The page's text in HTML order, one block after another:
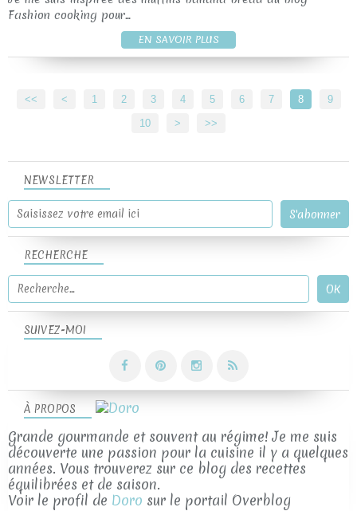
Fashion cooking pour...
EN SAVOIR PLUS
<< < 1 2 3 4 5 6 7 8
9
10
> >>
NEWSLETTER
SUIVEZ-MOI
RECHERCHE
À PROPOS
Grande gourmande et souvent au régime! Je me suis
découverte une passion pour la cuisine il y a quelques
années. Vous trouverez sur ce blog des recettes
équilibrées et de saison.
Voir le profil de Doro sur le portail Overblog